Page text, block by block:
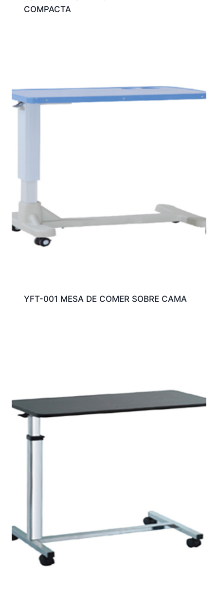
COMPACTA
YFT-001 MESA DE COMER SOBRE CAMA